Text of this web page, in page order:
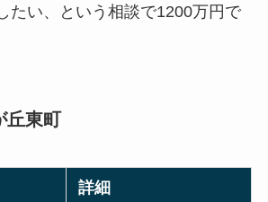
たい、という相談で1200万円で
丘東町
詳細